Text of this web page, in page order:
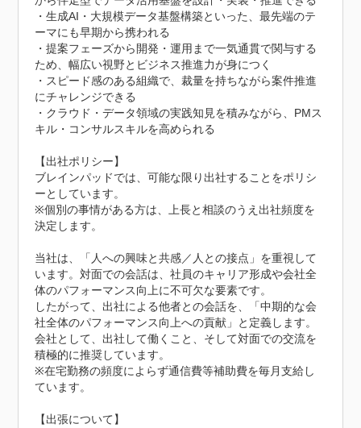
・生成AI・大規模データ基盤構築といった、最先端のテ
ーマにも早期から携われる
・提案フェーズから開発・運用まで一気通貫で関与する
ため、幅広い視野とビジネス推進力が身につく
・スピード感のある組織で、裁量を持ちながら案件推進
にチャレンジできる
・クラウド・データ領域の実践知見を積みながら、PMス
キル・コンサルスキルを高められる
【出社ポリシー】
ブレインパッドでは、可能な限り出社することをポリシ
ーとしています。
※個別の事情がある方は、上長と相談のうえ出社頻度を
決定します。
当社は、「人への興味と共感／人との接点」を重視して
います。対面での会話は、社員のキャリア形成や会社全
体のパフォーマンス向上に不可欠な要素です。
したがって、出社による他者との会話を、「中期的な会
社全体のパフォーマンス向上への貢献」と定義します。
会社として、出社して働くこと、そして対面での交流を
積極的に推奨しています。
※在宅勤務の頻度によらず通信費等補助費を毎月支給し
ています。
【出張について】